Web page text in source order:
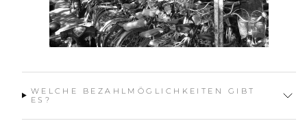
WELCHE BEZAHLMÖGLICHKEITEN GIBT
ES?